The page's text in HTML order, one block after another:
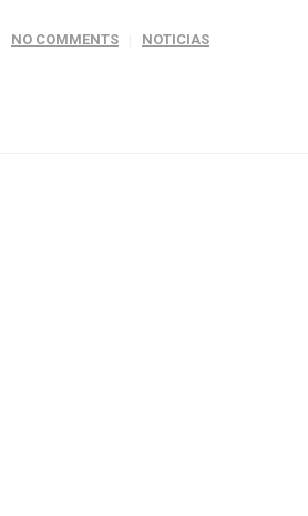
NO COMMENTS NOTICIAS